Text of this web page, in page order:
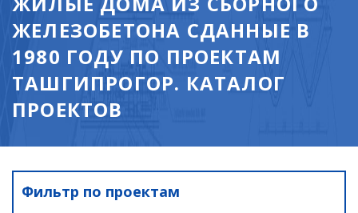
ЖЕЛЕЗОБЕТОНА СДАННЫЕ В
1980 ГОДУ ПО ПРОЕКТАМ
ТАШГИПРОГОР. КАТАЛОГ
ПРОЕКТОВ
Фильтр по проектам